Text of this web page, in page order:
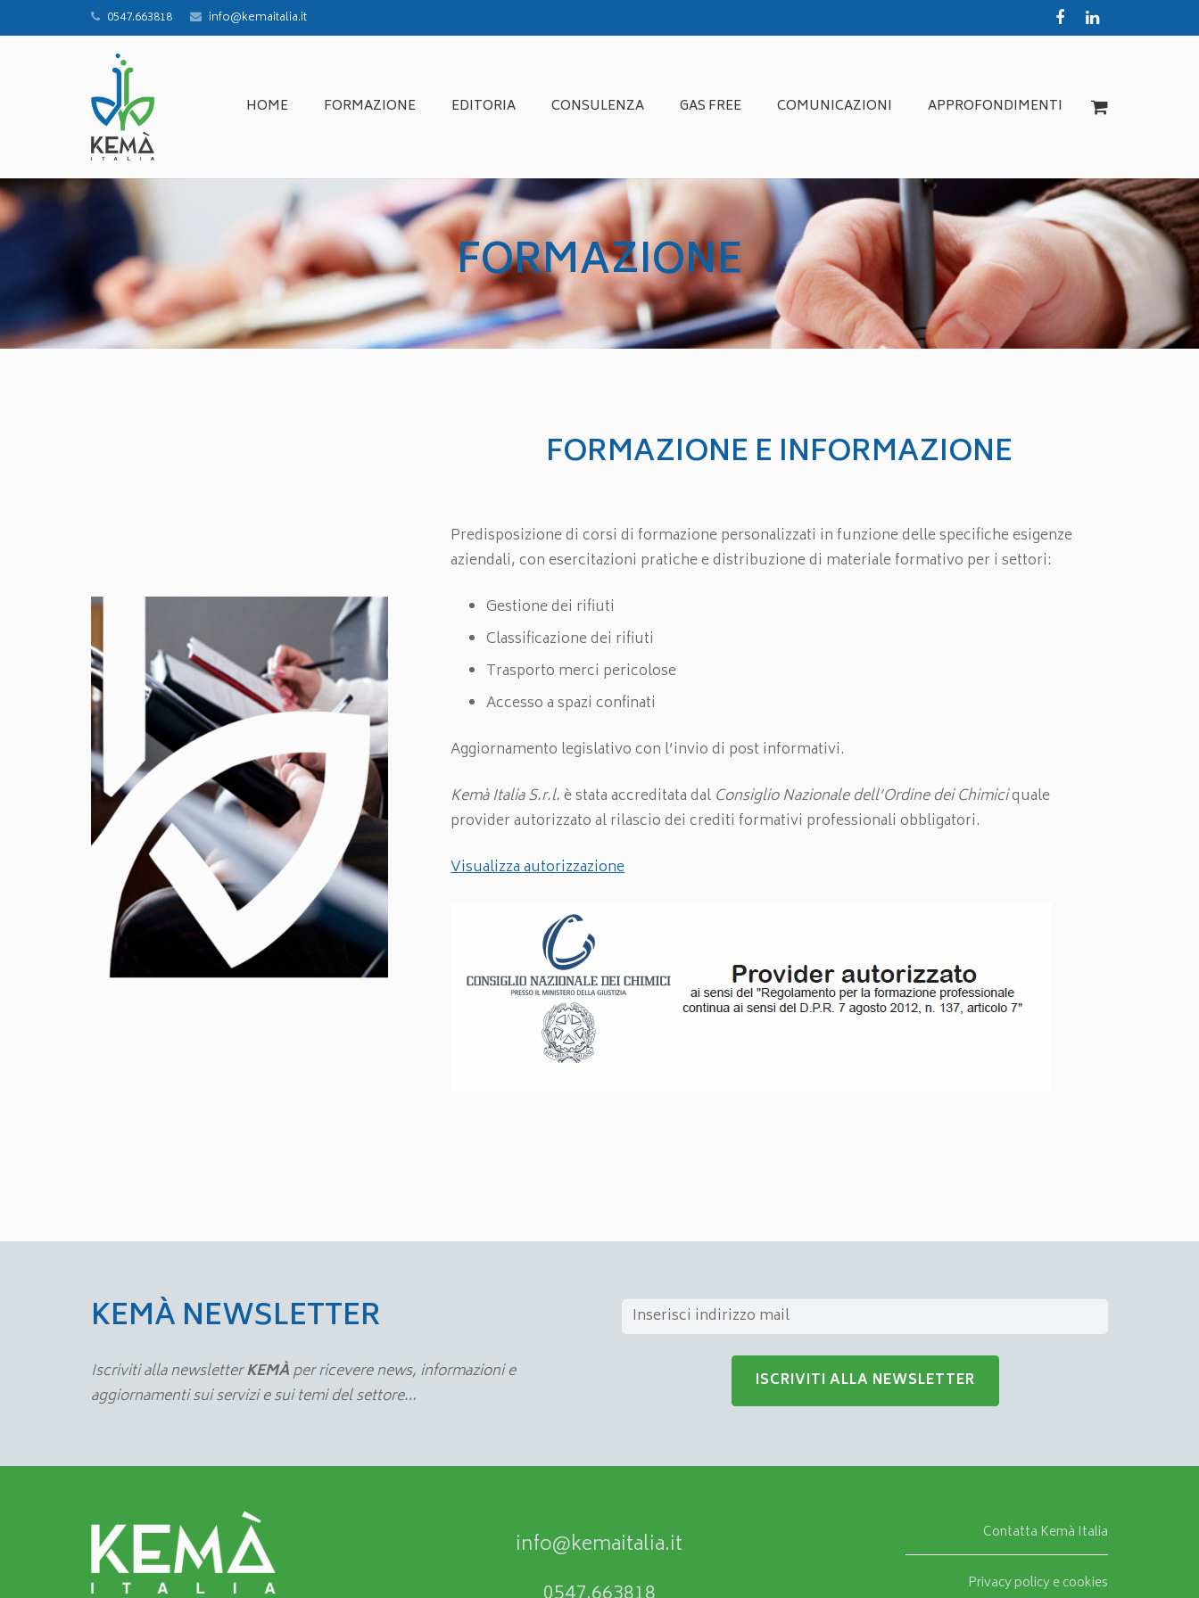
0547.663818 info@kemaitalia.it
HOME FORMAZIONE EDITORIA CONSULENZA GAS FREE COMUNICAZIONI APPROFONDIMENTI
FORMAZIONE
FORMAZIONE E INFORMAZIONE
Predisposizione di corsi di formazione personalizzati in funzione delle specifiche esigenze
aziendali, con esercitazioni pratiche e distribuzione di materiale formativo per i settori:
Gestione dei rifiuti
Classificazione dei rifiuti
Trasporto merci pericolose
Accesso a spazi confinati
Aggiornamento legislativo con l’invio di post informativi.
Kemà Italia S.r.l.è stata accreditata dal Consiglio Nazionale dell’Ordine dei Chimiciquale
provider autorizzato al rilascio dei crediti formativi professionali obbligatori.
Visualizza autorizzazione
KEMÀ NEWSLETTER
Iscriviti alla newsletterKEMÀper ricevere news, informazioni e
aggiornamenti sui servizi e sui temi del settore…
info@kemaitalia.it
Contatta Kemà Italia
Privacy policy e cookies